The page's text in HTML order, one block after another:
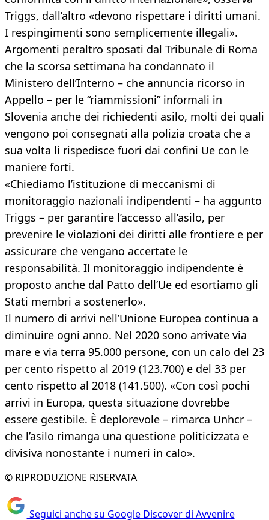
Triggs, dall’altro «devono rispettare i diritti umani.
I respingimenti sono semplicemente illegali».
Argomenti peraltro sposati dal Tribunale di Roma
che la scorsa settimana ha condannato il
Ministero dell’Interno – che annuncia ricorso in
Appello – per le “riammissioni” informali in
Slovenia anche dei richiedenti asilo, molti dei quali
vengono poi consegnati alla polizia croata che a
sua volta li rispedisce fuori dai confini Ue con le
maniere forti.
«Chiediamo l’istituzione di meccanismi di
monitoraggio nazionali indipendenti – ha aggunto
Triggs – per garantire l’accesso all’asilo, per
prevenire le violazioni dei diritti alle frontiere e per
assicurare che vengano accertate le
responsabilità. Il monitoraggio indipendente è
proposto anche dal Patto dell’Ue ed esortiamo gli
Stati membri a sostenerlo».
Il numero di arrivi nell’Unione Europea continua a
diminuire ogni anno. Nel 2020 sono arrivate via
mare e via terra 95.000 persone, con un calo del 23
per cento rispetto al 2019 (123.700) e del 33 per
cento rispetto al 2018 (141.500). «Con così pochi
arrivi in Europa, questa situazione dovrebbe
essere gestibile. È deplorevole – rimarca Unhcr –
che l’asilo rimanga una questione politicizzata e
divisiva nonostante i numeri in calo».
© RIPRODUZIONE RISERVATA
Seguici anche su Google Discover di Avvenire